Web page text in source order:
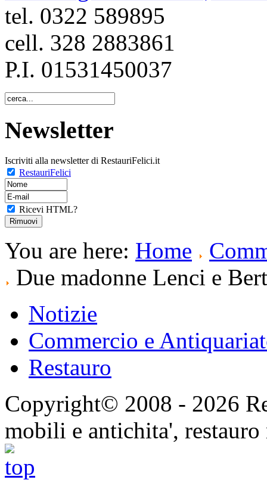
tel. 0322 589895
cell. 328 2883861
P.I. 01531450037
Newsletter
Iscriviti alla newsletter di RestauriFelici.it
RestauriFelici
Ricevi HTML?
You are here: Home
Due madonne Lenci e
Notizie
Commercio e
Restauro
Copyright© 2008 - 2026
mobili e antichita',